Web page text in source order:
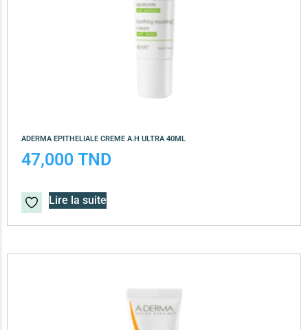
ADERMA EPITHELIALE CREME A.H ULTRA 40ML
47,000 TND
Lire la suite